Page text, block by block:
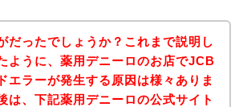
だったでしょうか？これまで説明し
ように、薬用デニーロのお店でJCB
エラーが発生する原因は様々ありま
は、下記薬用デニーロの公式サイト